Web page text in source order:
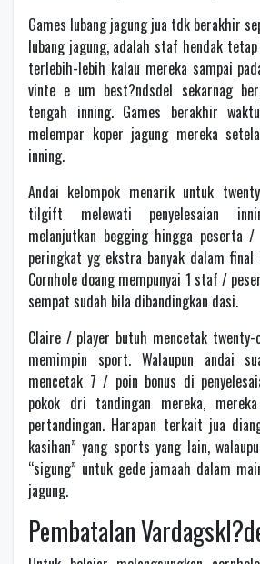
Games lubang jagung jua tdk berakhir
lubang jagung, adalah staf hendak
terlebih-lebih kalau mereka sampai
vinte e um best?ndsdel sekarnag
tengah inning. Games berakhir
melempar koper jagung mereka
inning.
Andai kelompok menarik untuk
tilgift melewati penyelesaian
melanjutkan begging hingga peserta /
peringkat yg ekstra banyak dalam final
Cornhole doang mempunyai 1 staf /
sempat sudah bila dibandingkan dasi.
Claire / player butuh mencetak twenty-
memimpin sport. Walaupun andai
mencetak 7 / poin bonus di
pokok dri tandingan mereka,
pertandingan. Harapan terkait jua
kasihan” yang sports yang lain,
“sigung” untuk gede jamaah dalam
jagung.
Pembatalan